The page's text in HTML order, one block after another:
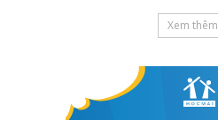
Xem thêm